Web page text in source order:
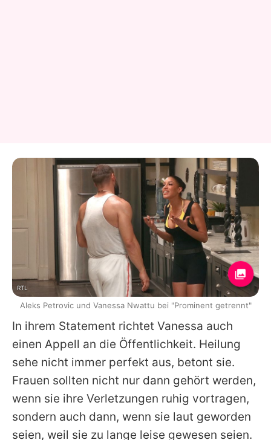
In ihrem Statement richtet Vanessa auch
einen Appell an die Öffentlichkeit. Heilung
sehe nicht immer perfekt aus, betont sie.
Frauen sollten nicht nur dann gehört werden,
wenn sie ihre Verletzungen ruhig vortragen,
sondern auch dann, wenn sie laut geworden
seien, weil sie zu lange leise gewesen seien.
RTL
Aleks Petrovic und Vanessa Nwattu bei "Prominent getrennt"